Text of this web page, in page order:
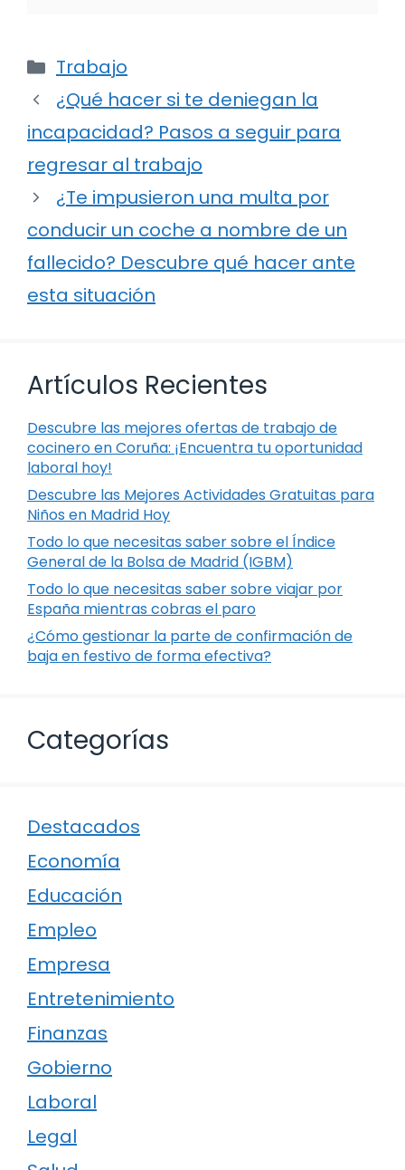
Categorías
Trabajo
¿Qué hacer si te deniegan la
incapacidad? Pasos a seguir para
regresar al trabajo
¿Te impusieron una multa por
conducir un coche a nombre de un
fallecido? Descubre qué hacer ante
esta situación
Artículos Recientes
Descubre las mejores ofertas de trabajo de
cocinero en Coruña: ¡Encuentra tu oportunidad
laboral hoy!
Descubre las Mejores Actividades Gratuitas para
Niños en Madrid Hoy
Todo lo que necesitas saber sobre el Índice
General de la Bolsa de Madrid (IGBM)
Todo lo que necesitas saber sobre viajar por
España mientras cobras el paro
¿Cómo gestionar la parte de confirmación de
baja en festivo de forma efectiva?
Categorías
Destacados
Economía
Educación
Empleo
Empresa
Entretenimiento
Finanzas
Gobierno
Laboral
Legal